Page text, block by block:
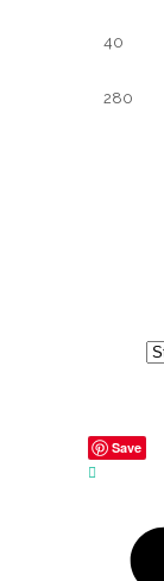
Save